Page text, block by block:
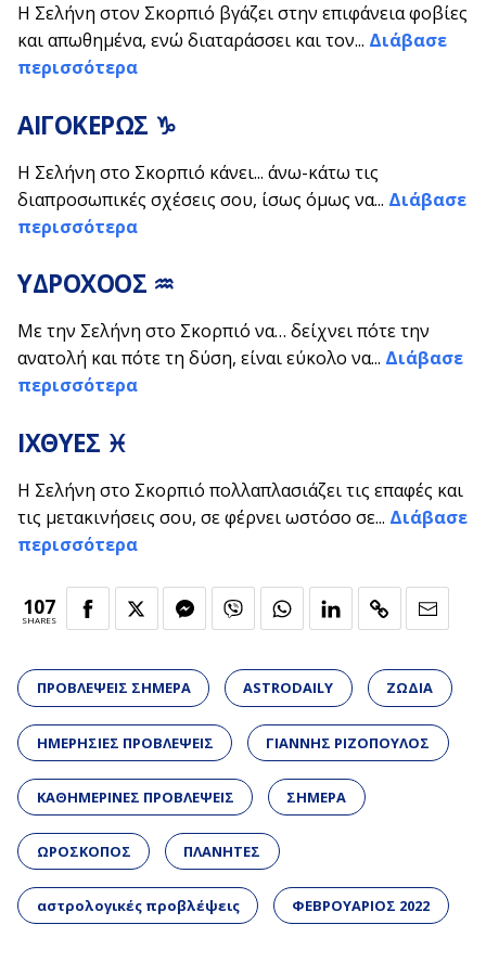
Η Σελήνη στον Σκορπιό βγάζει στην επιφάνεια φοβίες
και απωθημένα, ενώ διαταράσσει και τον... Διάβασε
περισσότερα
ΑΙΓΟΚΕΡΩΣ ♑
Η Σελήνη στο Σκορπιό κάνει... άνω-κάτω τις
διαπροσωπικές σχέσεις σου, ίσως όμως να... Διάβασε
περισσότερα
ΥΔΡΟΧΟΟΣ ♒
Με την Σελήνη στο Σκορπιό να… δείχνει πότε την
ανατολή και πότε τη δύση, είναι εύκολο να... Διάβασε
περισσότερα
ΙΧΘΥΕΣ ♓
Η Σελήνη στο Σκορπιό πολλαπλασιάζει τις επαφές και
τις μετακινήσεις σου, σε φέρνει ωστόσο σε... Διάβασε
περισσότερα
107
SHARES
ΠΡΟΒΛΕΨΕΙΣ ΣΗΜΕΡΑ ASTRODAILY ΖΩΔΙΑ
ΗΜΕΡΗΣΙΕΣ ΠΡΟΒΛΕΨΕΙΣ ΓΙΑΝΝΗΣ ΡΙΖΟΠΟΥΛΟΣ
ΚΑΘΗΜΕΡΙΝΕΣ ΠΡΟΒΛΕΨΕΙΣ ΣΗΜΕΡΑ
ΩΡΟΣΚΟΠΟΣ ΠΛΑΝΗΤΕΣ
αστρολογικές προβλέψεις ΦΕΒΡΟΥΑΡΙΟΣ 2022